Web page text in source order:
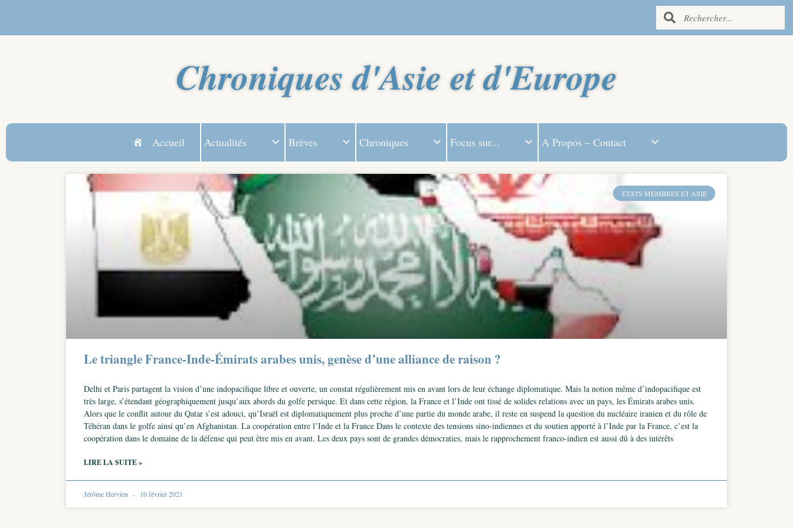
Chroniques d'Asie et d'Europe
Accueil Actualités Brèves Chroniques Focus sur... A Propos – Contact
ÉTATS MEMBRES ET ASIE
Le triangle France-Inde-Émirats arabes unis, genèse d’une alliance de raison ?
Delhi et Paris partagent la vision d’une indopacifique libre et ouverte, un constat régulièrement mis en avant lors de leur échange diplomatique. Mais la notion même d’indopacifique est
très large, s’étendant géographiquement jusqu’aux abords du golfe persique. Et dans cette région, la France et l’Inde ont tissé de solides relations avec un pays, les Émirats arabes unis.
Alors que le conflit autour du Qatar s’est adouci, qu’Israël est diplomatiquement plus proche d’une partie du monde arabe, il reste en suspend la question du nucléaire iranien et du rôle de
Téhéran dans le golfe ainsi qu’en Afghanistan. La coopération entre l’Inde et la France Dans le contexte des tensions sino-indiennes et du soutien apporté à l’Inde par la France, c’est la
coopération dans le domaine de la défense qui peut être mis en avant. Les deux pays sont de grandes démocraties, mais le rapprochement franco-indien est aussi dû à des intérêts
LIRE LA SUITE »
Jérôme Hervieu 10 février 2021